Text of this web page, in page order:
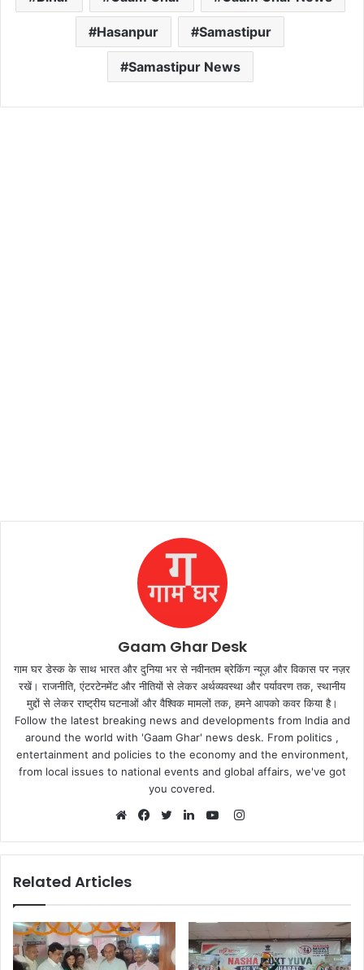
Hasanpur Samastipur
Samastipur News
Gaam Ghar Desk
गाम घर डेस्क के साथ भारत और दुनिया भर से नवीनतम ब्रेकिंग न्यूज़ और विकास पर नज़र
रखें। राजनीति, एंटरटेनमेंट और नीतियों से लेकर अर्थव्यवस्था और पर्यावरण तक, स्थानीय
मुद्दों से लेकर राष्ट्रीय घटनाओं और वैश्विक मामलों तक, हमने आपको कवर किया है।
Follow the latest breaking news and developments from India and
around the world with 'Gaam Ghar' news desk. From politics ,
entertainment and policies to the economy and the environment,
from local issues to national events and global affairs, we've got
you covered.
Instagram
Related Articles